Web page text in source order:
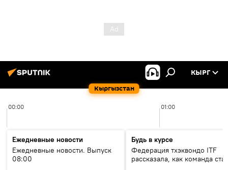
Кыргызстан
КЫРГ
00:00 01:00
Ежедневные новости
Ежедневные новости. Выпуск
08:00
Будь в курсе
Федерация тхэквондо ITF
рассказала, как команда